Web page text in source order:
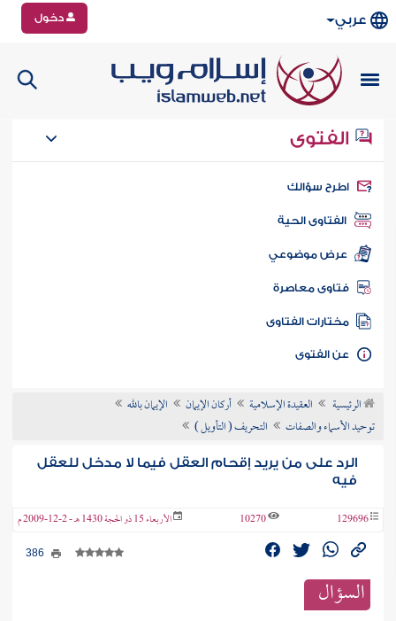
عربي دخول
الفتوى
سؤالك
الفتاوى الحية
عرض موضوعي
فتاوى معاصرة
مختارات الفتاوى
الفتوى
الرئيسية العقيدة الإسلامية أركان الإيمان
الإيمان بالله
توحيد الأسماء والصفات
التحريف ( التأويل )
الرد على من يريد إقحام العقل فيما لا مدخل للعقل
فيه
129696
10270 الأربعاء 15 ذو الحجة 1430 هـ - 2-12-2009 م
السؤال